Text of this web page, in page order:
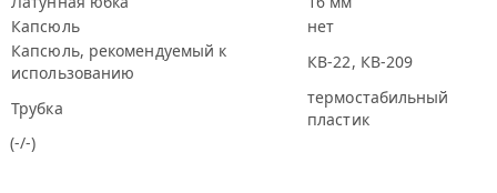
Капсюль
нет
Капсюль, рекомендуемый к
использованию
КВ-22, КВ-209
Трубка
термостабильный
пластик
(-/-)